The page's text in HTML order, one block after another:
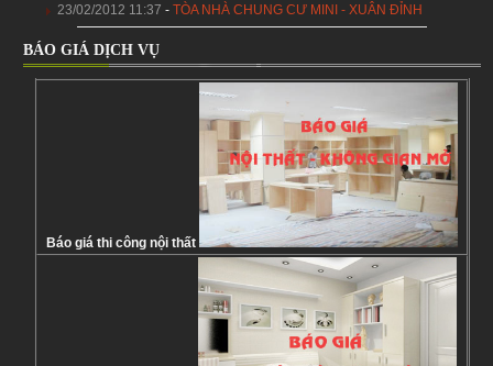
23/02/2012 11:37 - TÒA NHÀ CHUNG CƯ MINI - XUÂN ĐỈNH
BÁO GIÁ DỊCH VỤ
Báo giá thi công nội thất